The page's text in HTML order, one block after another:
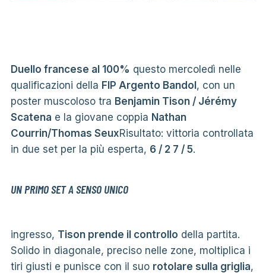
Duello francese al 100% questo mercoledì nelle
qualificazioni della FIP Argento Bandol, con un
poster muscoloso tra Benjamin Tison / Jérémy
Scatena e la giovane coppia Nathan
Courrin/Thomas SeuxRisultato: vittoria controllata
in due set per la più esperta, 6 / 2 7 / 5.
UN PRIMO SET A SENSO UNICO
ingresso, Tison prende il controllo della partita.
Solido in diagonale, preciso nelle zone, moltiplica i
tiri giusti e punisce con il suo rotolare sulla griglia,